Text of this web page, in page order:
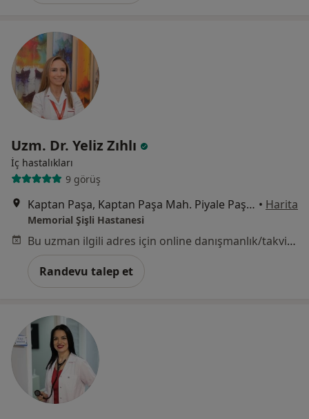
Uzm. Dr. Yeliz Zıhlı
İç hastalıkları
9 görüş
Kaptan Paşa, Kaptan Paşa Mah. Piyale Paşa Bulv, Okmeydanı Cd. No: 4, 34384 Şişli/İstanbul, Şişli • Harita
Memorial Şişli Hastanesi
Bu uzman ilgili adres için online danışmanlık/takvim sunmuyor.
Randevu talep et